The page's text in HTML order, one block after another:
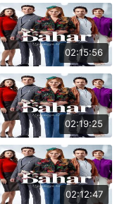
02:15:56
02:19:25
02:12:47